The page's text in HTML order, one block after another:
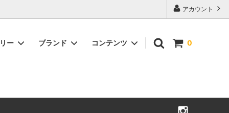
アカウント
0
ー
小物
ブランド コンテンツ